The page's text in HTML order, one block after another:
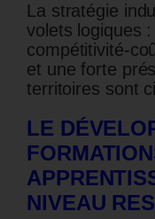
La stratégie
volets logiques
compétitivité-
et une forte
territoires sont
LE
NIVEAU